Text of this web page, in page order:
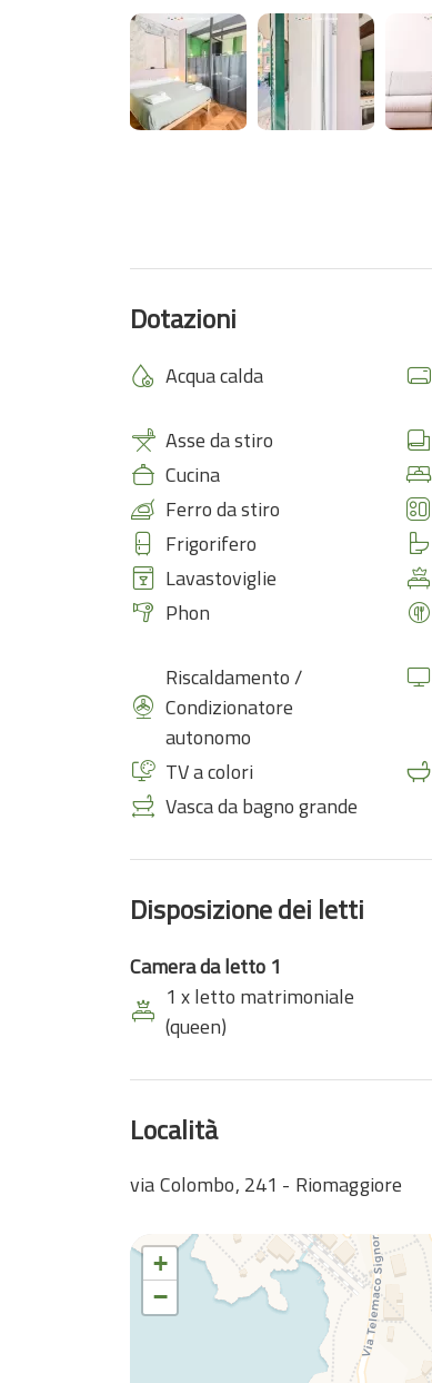
stazione ferroviaria.
Lo Scrigno è la scelta ideale per coppie,
autentico nel cuore delle Cinque Terre.
Dotazioni
Acqua calda
Asse da stiro
Cucina
Ferro da stiro
Frigorifero
Lavastoviglie
Phon
Riscaldamento /
Condizionatore
autonomo
TV a colori
Vasca da bagno grande
Disposizione dei letti
Camera da letto 1
1 x letto matrimoniale
(queen)
Località
via Colombo, 241 - Riomaggiore
+
−